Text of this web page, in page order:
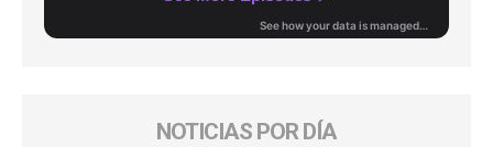
NOTICIAS POR DÍA